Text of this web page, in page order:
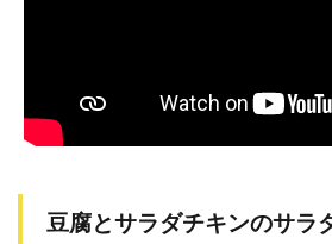
豆腐とサラダチキンのサラ